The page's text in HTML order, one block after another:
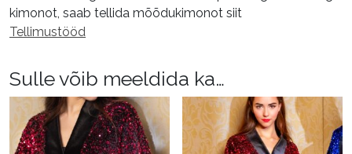
kimonot, saab tellida mõõdukimonot siit
Tellimustööd
Sulle võib meeldida ka…